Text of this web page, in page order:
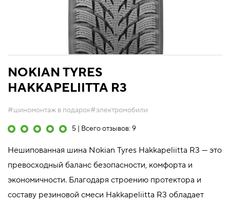
NOKIAN TYRES
HAKKAPELIITTA R3
#шиномонтаж в подарок#электромобили
5 | Всего отзывов: 9
Нешипованная шина Nokian Tyres Hakkapeliitta R3 — это
превосходный баланс безопасности, комфорта и
экономичности. Благодаря строению протектора и
составу резиновой смеси Hakkapeliitta R3 обладает